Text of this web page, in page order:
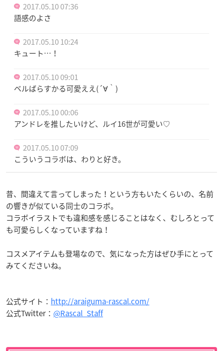
2017.05.10 07:36
語感のよさ
2017.05.10 10:24
キュート…！
2017.05.10 09:01
ベルばらすかる可愛ええ(´∀｀)
2017.05.10 00:06
アンドレを推したいけど、ルイ16世が可愛い♡
2017.05.10 07:09
こういうコラボは、わりと好き。
昔、間違えて言ってしまった！という方もいたくらいの、名前
の響きが似ている同士のコラボ。
コラボイラストでも違和感を感じることはなく、むしろとって
も可愛らしくなっていますね！
コスメアイテムも登場なので、気になった方はぜひ手にとって
みてくださいね。
公式サイト： http://araiguma-rascal.com/
公式Twitter： @Rascal_Staff